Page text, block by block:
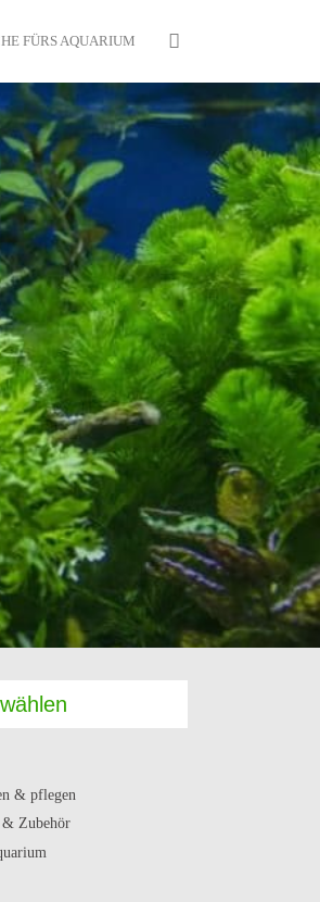
FÜRS AQUARIUM
& pflegen
Zubehör